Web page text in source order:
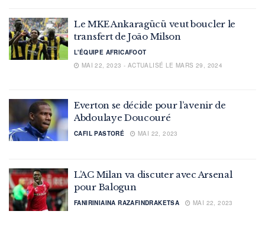
Le MKE Ankaragücü veut boucler le
transfert de João Milson
L'ÉQUIPE AFRICAFOOT
MAI 22, 2023 - ACTUALISÉ LE MARS 29, 2024
Everton se décide pour l’avenir de
Abdoulaye Doucouré
CAFIL PASTORÉ MAI 22, 2023
L’AC Milan va discuter avec Arsenal
pour Balogun
FANIRINIAINA RAZAFINDRAKETSA MAI 22, 2023